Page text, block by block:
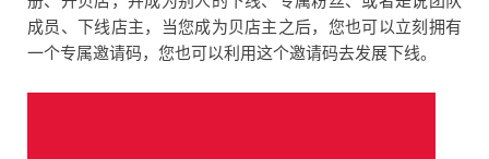
成员、下线店主，当您成为贝店主之后，您也可以立刻拥有
一个专属邀请码，您也可以利用这个邀请码去发展下线。